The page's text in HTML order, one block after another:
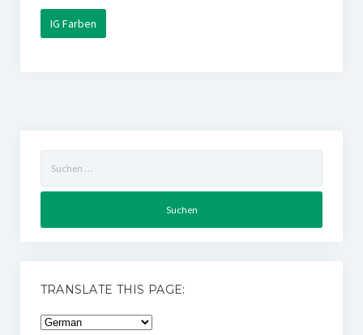
IG Farben
nach:
TRANSLATE THIS PAGE: